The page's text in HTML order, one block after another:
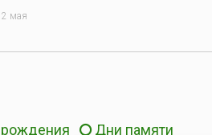
2 мая
Дни памяти